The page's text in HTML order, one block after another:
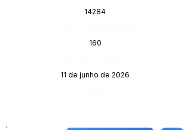
14284
160
11 de junho de 2026